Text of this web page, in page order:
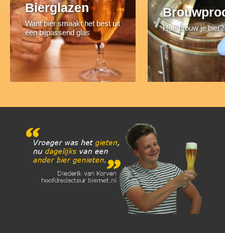
Bierglazen
Want bier smaakt het best uit
een bijpassend glas
Hoe brouw je bier?